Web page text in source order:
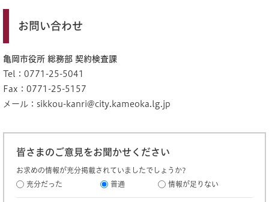
お問い合わせ
亀岡市役所 総務部 契約検査課
Tel：0771-25-5041
Fax：0771-25-5157
メール： sikkou-kanri@city.kameoka.lg.jp
皆さまのご意見をお聞かせください
お求めの情報が充分掲載されていましたでしょうか?
充分だった
普通 情報が足りない